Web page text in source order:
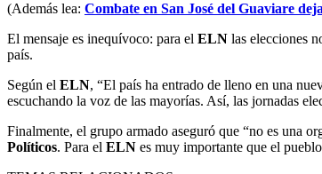
(Además lea: Combate en San José del Guaviare
El mensaje es inequívoco: para el ELN las elecciones
país.
Según el ELN, “El país ha entrado de lleno en una
escuchando la voz de las mayorías. Así, las jornadas
Finalmente, el grupo armado aseguró que “no es una
Políticos. Para el ELN es muy importante que el